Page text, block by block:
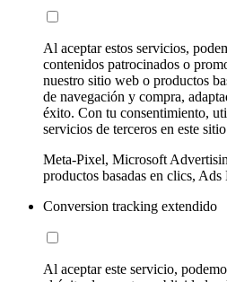
Al aceptar estos servicios,
contenidos patrocinados o
nuestro sitio web o productos
de navegación y compra,
éxito. Con tu consentimiento,
servicios de terceros en este
Meta-Pixel, Microsoft
productos basadas en clics, Ads
Conversion tracking extendido
Al aceptar este servicio,